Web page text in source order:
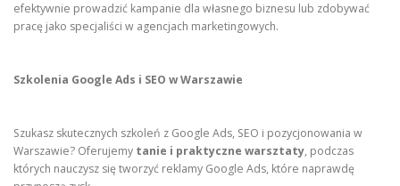
efektywnie prowadzić kampanie dla własnego biznesu lub zdobywać
pracę jako specjaliści w agencjach marketingowych.
Szkolenia Google Ads i SEO w Warszawie
Szukasz skutecznych szkoleń z Google Ads, SEO i pozycjonowania w
Warszawie? Oferujemy tanie i praktyczne warsztaty, podczas
których nauczysz się tworzyć reklamy Google Ads, które naprawdę